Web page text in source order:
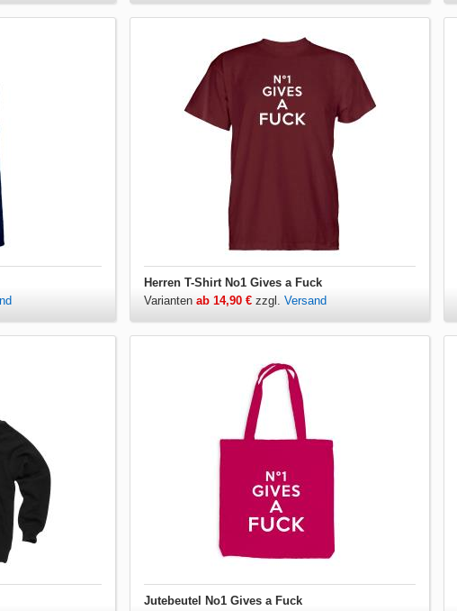
Herren T-Shirt No1 Gives a Fuck
Varianten ab 14,90 €zzgl. Versand
Jutebeutel No1 Gives a Fuck